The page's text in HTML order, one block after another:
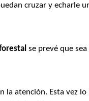
cruzar y echarle
se prevé que
la atención. Esta vez lo